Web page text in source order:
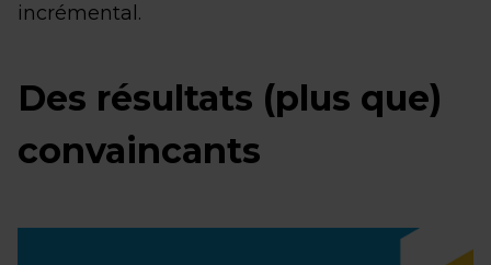
incrémental.
Des résultats (plus que)
convaincants